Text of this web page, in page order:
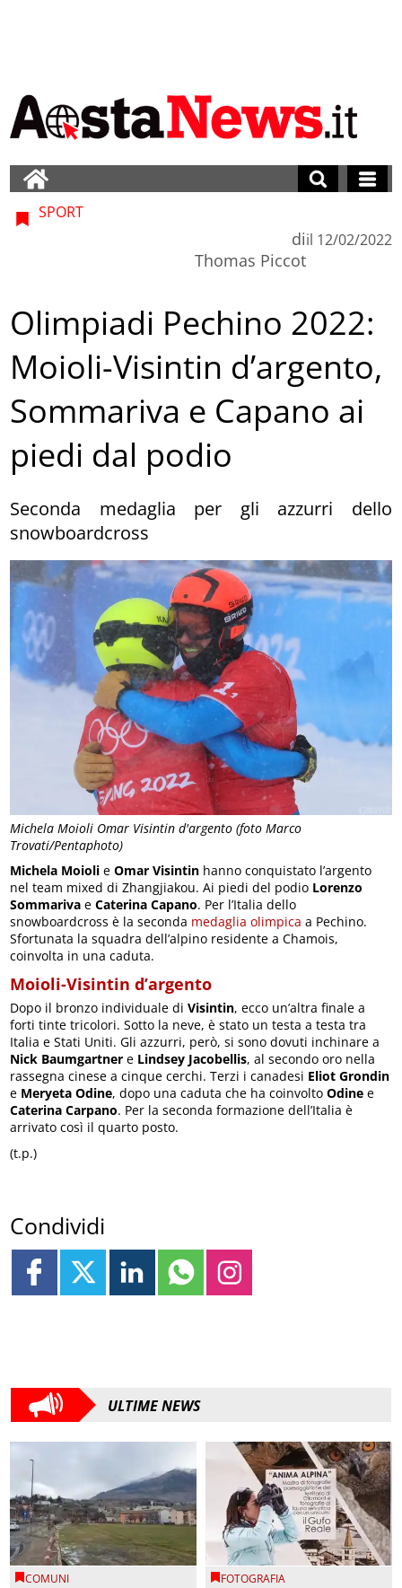
Michela Moioli Omar Visintin d'argento (foto Marco
Trovati/Pentaphoto)
SPORT
di
Thomas Piccot
il 12/02/2022
Olimpiadi Pechino 2022:
Moioli-Visintin d’argento,
Sommariva e Capano ai
piedi dal podio
Seconda medaglia per gli azzurri dello
snowboardcross
Michela Moioli eOmar Visintin hanno conquistato l’argento
nel team mixed di Zhangjiakou. Ai piedi del podio Lorenzo
Sommariva eCaterina Capano. Per l’Italia dello
snowboardcross è la seconda medaglia olimpica a Pechino.
Sfortunata la squadra dell’alpino residente a Chamois,
coinvolta in una caduta.
Moioli-Visintin d’argento
Dopo il bronzo individuale diVisintin, ecco un’altra finale a
forti tinte tricolori. Sotto la neve, è stato un testa a testa tra
Italia e Stati Uniti. Gli azzurri, però, si sono dovuti inchinare a
Nick Baumgartner e Lindsey Jacobellis, al secondo oro nella
rassegna cinese a cinque cerchi. Terzi i canadesi Eliot Grondin
e Meryeta Odine, dopo una caduta che ha coinvoltoOdine e
Caterina Carpano. Per la seconda formazione dell’Italia è
arrivato così il quarto posto.
(t.p.)
Condividi
ULTIME NEWS
COMUNI FOTOGRAFIA